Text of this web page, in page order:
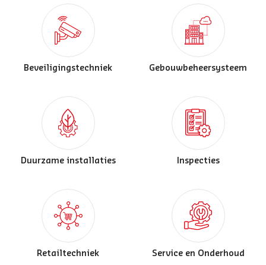
Beveiligingstechniek Gebouwbeheersysteem
Duurzame installaties Inspecties
Retailtechniek Service en Onderhoud